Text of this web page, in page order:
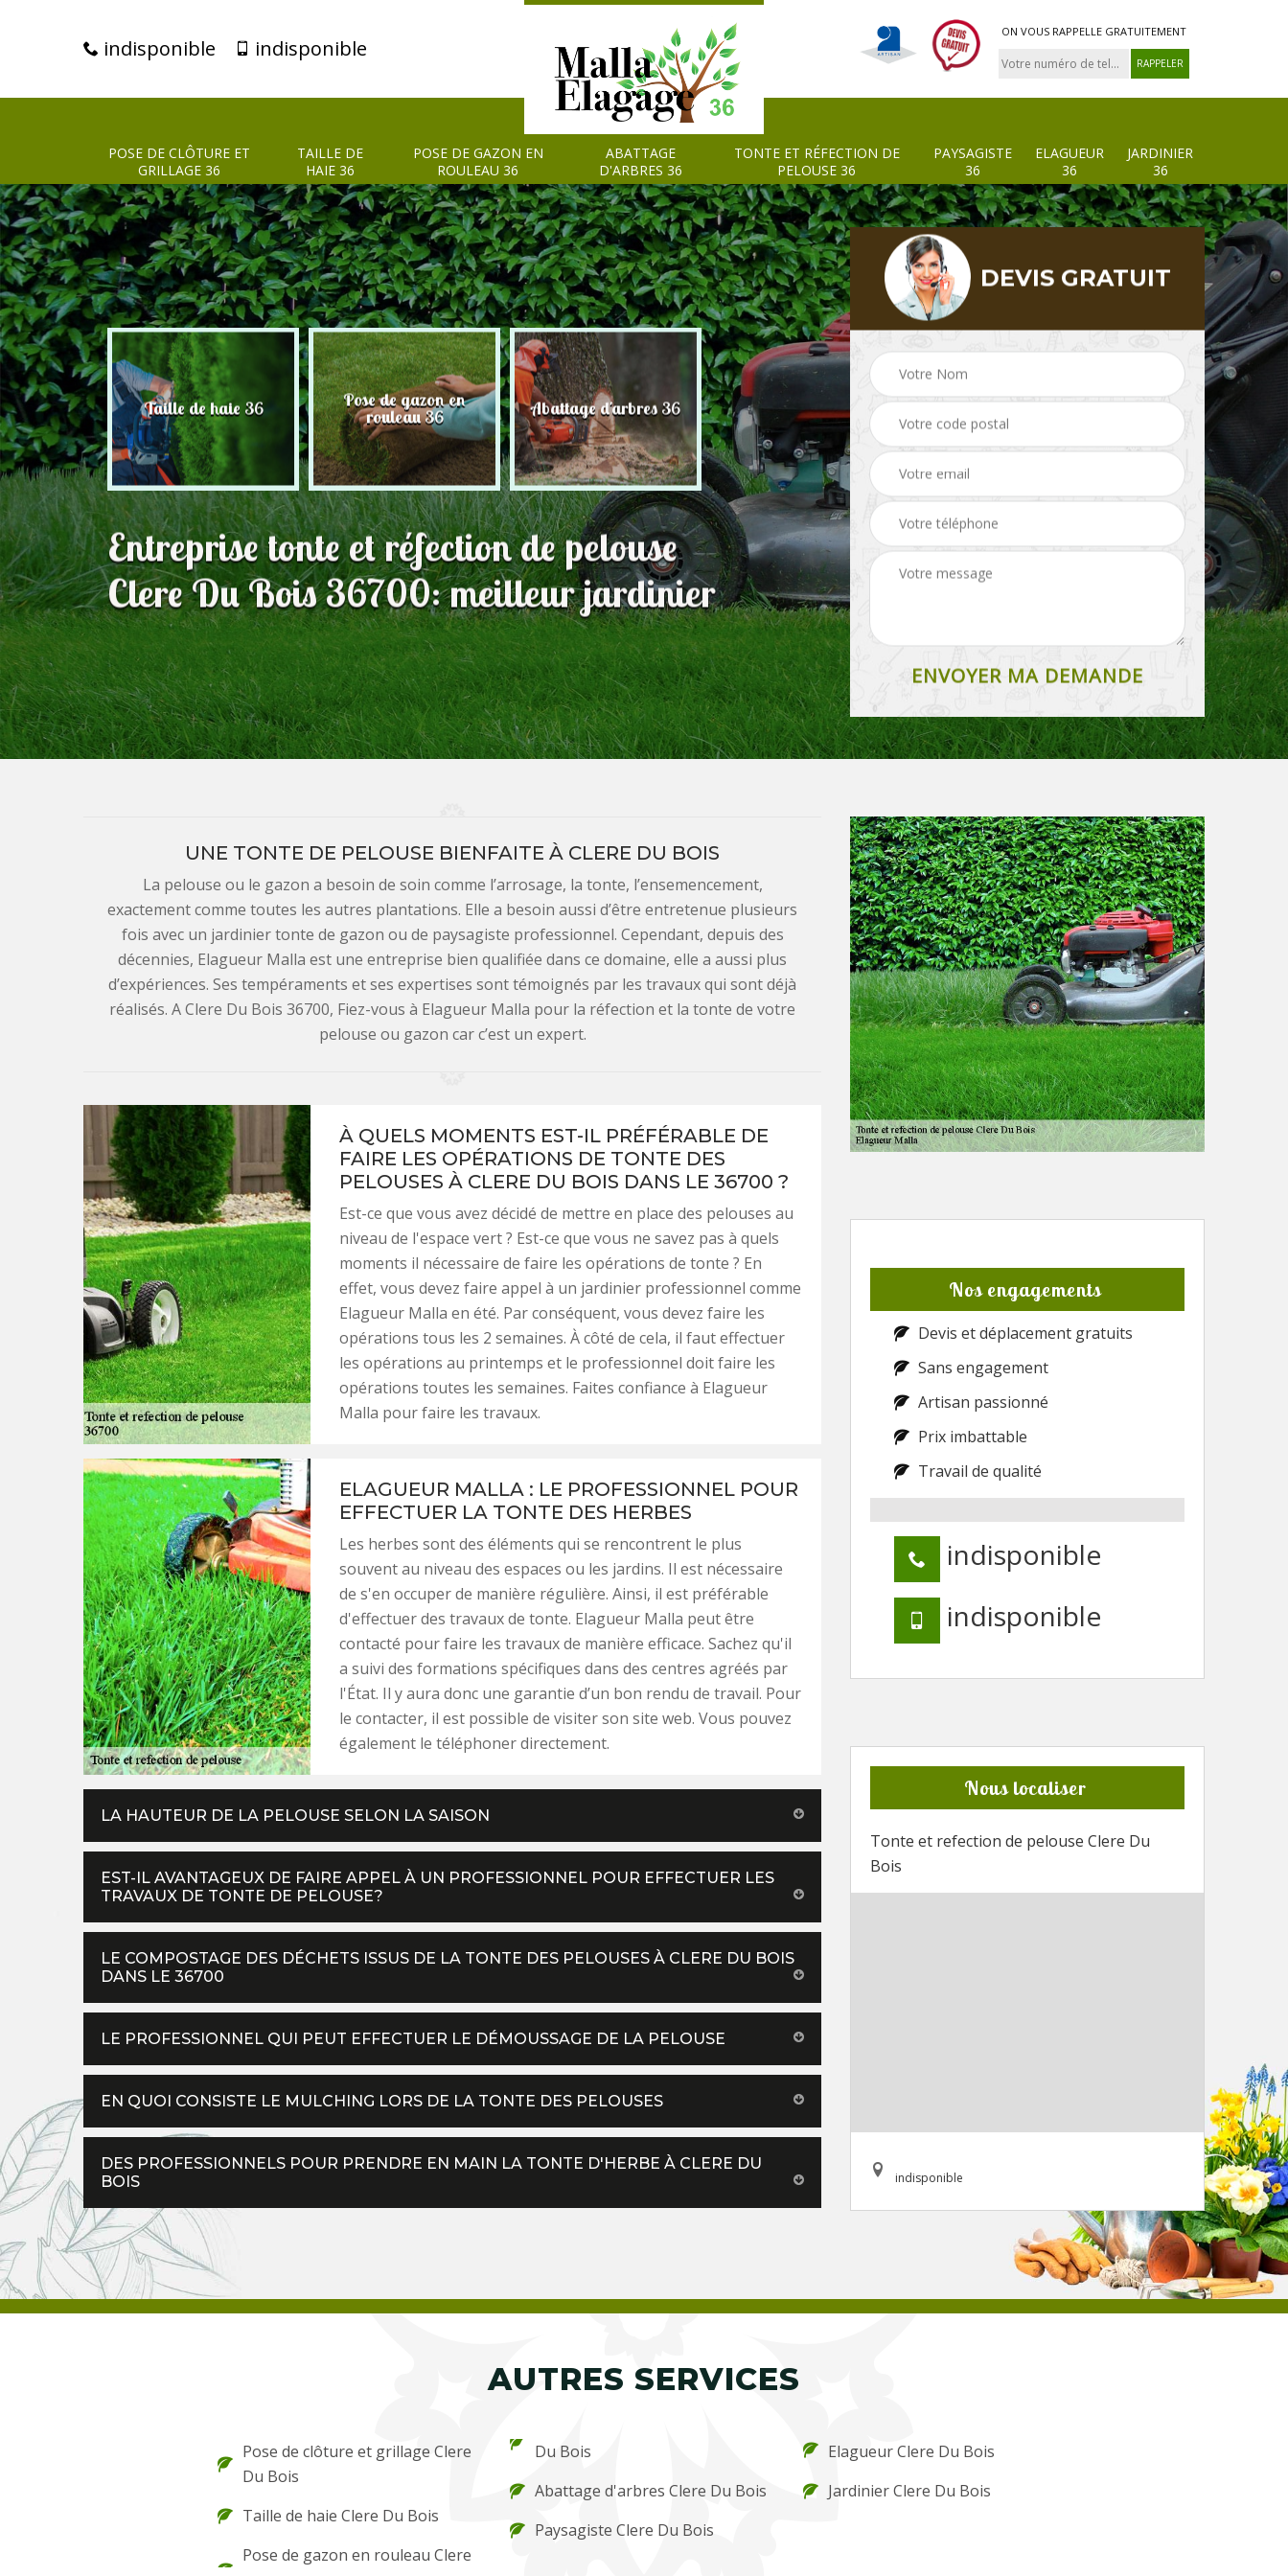
indisponible indisponible
ON VOUS RAPPELLE GRATUITEMENT
POSE DE CLÔTURE ET
GRILLAGE 36
TAILLE DE
HAIE 36
POSE DE GAZON EN
ROULEAU 36
ABATTAGE
D'ARBRES 36
TONTE ET RÉFECTION DE
PELOUSE 36
PAYSAGISTE
36
ELAGUEUR
36
JARDINIER
36
et
36 Taille de haie 36 Pose de gazon en
rouleau 36 Abattage d'arbres 36 Tonte et réfection de
pelouse 36 Paysagiste 36 Elagueur 36
Entreprise tonte et réfection de pelouse
Clere Du Bois 36700: meilleur jardinier
DEVIS GRATUIT
UNE TONTE DE PELOUSE BIENFAITE À CLERE DU BOIS
La pelouse ou le gazon a besoin de soin comme l’arrosage, la tonte, l’ensemencement,
exactement comme toutes les autres plantations. Elle a besoin aussi d’être entretenue plusieurs
fois avec un jardinier tonte de gazon ou de paysagiste professionnel. Cependant, depuis des
décennies, Elagueur Malla est une entreprise bien qualifiée dans ce domaine, elle a aussi plus
d’expériences. Ses tempéraments et ses expertises sont témoignés par les travaux qui sont déjà
réalisés. A Clere Du Bois 36700, Fiez-vous à Elagueur Malla pour la réfection et la tonte de votre
pelouse ou gazon car c’est un expert.
À QUELS MOMENTS EST-IL PRÉFÉRABLE DE
FAIRE LES OPÉRATIONS DE TONTE DES
PELOUSES À CLERE DU BOIS DANS LE 36700 ?
Est-ce que vous avez décidé de mettre en place des pelouses au
niveau de l'espace vert ? Est-ce que vous ne savez pas à quels
moments il nécessaire de faire les opérations de tonte ? En
effet, vous devez faire appel à un jardinier professionnel comme
Elagueur Malla en été. Par conséquent, vous devez faire les
opérations tous les 2 semaines. À côté de cela, il faut effectuer
les opérations au printemps et le professionnel doit faire les
opérations toutes les semaines. Faites confiance à Elagueur
Malla pour faire les travaux.
ELAGUEUR MALLA : LE PROFESSIONNEL POUR
EFFECTUER LA TONTE DES HERBES
Les herbes sont des éléments qui se rencontrent le plus
souvent au niveau des espaces ou les jardins. Il est nécessaire
de s'en occuper de manière régulière. Ainsi, il est préférable
d'effectuer des travaux de tonte. Elagueur Malla peut être
contacté pour faire les travaux de manière efficace. Sachez qu'il
a suivi des formations spécifiques dans des centres agréés par
l'État. Il y aura donc une garantie d’un bon rendu de travail. Pour
le contacter, il est possible de visiter son site web. Vous pouvez
également le téléphoner directement.
LA HAUTEUR DE LA PELOUSE SELON LA SAISON
EST-IL AVANTAGEUX DE FAIRE APPEL À UN PROFESSIONNEL POUR EFFECTUER LES
TRAVAUX DE TONTE DE PELOUSE?
LE COMPOSTAGE DES DÉCHETS ISSUS DE LA TONTE DES PELOUSES À CLERE DU BOIS
DANS LE 36700
LE PROFESSIONNEL QUI PEUT EFFECTUER LE DÉMOUSSAGE DE LA PELOUSE
EN QUOI CONSISTE LE MULCHING LORS DE LA TONTE DES PELOUSES
DES PROFESSIONNELS POUR PRENDRE EN MAIN LA TONTE D'HERBE À CLERE DU
BOIS
Nos engagements
Devis et déplacement gratuits
Sans engagement
Artisan passionné
Prix imbattable
Travail de qualité
indisponible
indisponible
Nous localiser
Tonte et refection de pelouse Clere Du
Bois
indisponible
AUTRES SERVICES
Pose de clôture et grillage Clere
Du Bois
Taille de haie Clere Du Bois
Pose de gazon en rouleau Clere
Du Bois
Abattage d'arbres Clere Du Bois
Paysagiste Clere Du Bois
Elagueur Clere Du Bois
Jardinier Clere Du Bois